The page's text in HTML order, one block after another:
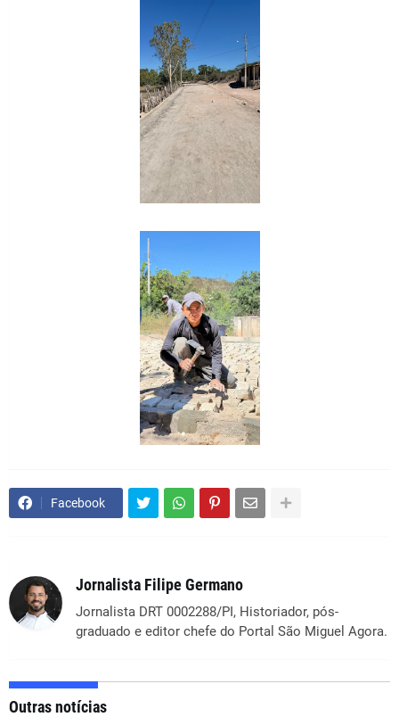
Facebook
Jornalista Filipe Germano
Jornalista DRT 0002288/PI, Historiador, pós-
graduado e editor chefe do Portal São Miguel Agora.
Outras notícias